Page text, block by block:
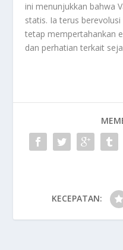
ini menunjukkan bahwa
statis. Ia terus
tetap mempertahankan
dan perhatian terkait
KECEPATAN: